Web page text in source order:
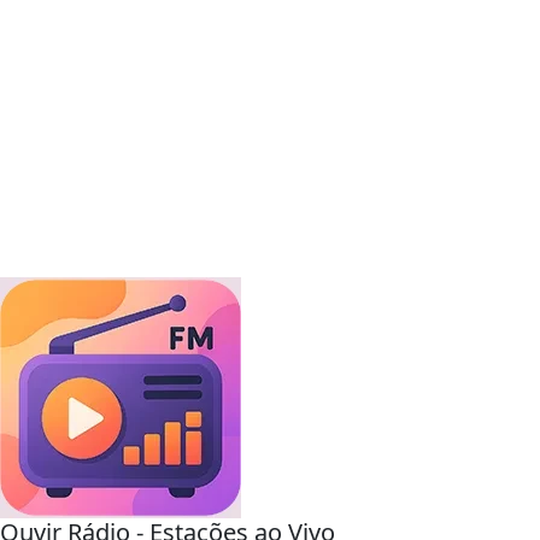
Ouvir Rádio - Estações ao Vivo